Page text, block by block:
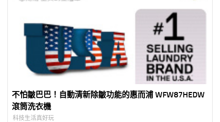
不怕皺巴巴！自動清新除皺功能的惠而浦 WFW87HEDW
滾筒洗衣機
科技生活真好玩